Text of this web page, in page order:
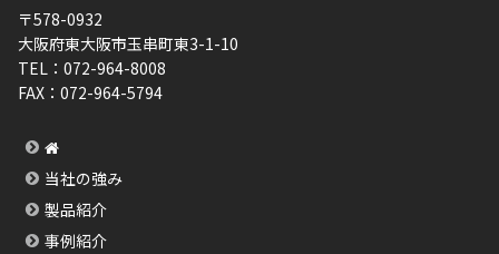
〒578-0932
大阪府東大阪市玉串町東3-1-10
TEL： 072-964-8008
FAX： 072-964-5794
当社の強み
製品紹介
事例紹介